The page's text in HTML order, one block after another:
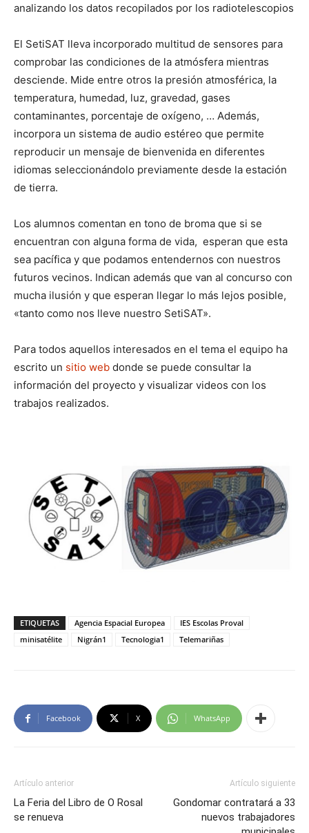
analizando los datos recopilados por los radiotelescopios
El SetiSAT lleva incorporado multitud de sensores para
comprobar las condiciones de la atmósfera mientras
desciende. Mide entre otros la presión atmosférica, la
temperatura, humedad, luz, gravedad, gases
contaminantes, porcentaje de oxígeno, … Además,
incorpora un sistema de audio estéreo que permite
reproducir un mensaje de bienvenida en diferentes
idiomas seleccionándolo previamente desde la estación
de tierra.
Los alumnos comentan en tono de broma que si se
encuentran con alguna forma de vida, esperan que esta
sea pacífica y que podamos entendernos con nuestros
futuros vecinos. Indican además que van al concurso con
mucha ilusión y que esperan llegar lo más lejos posible,
«tanto como nos lleve nuestro SetiSAT».
Para todos aquellos interesados en el tema el equipo ha
escrito un sitio web donde se puede consultar la
información del proyecto y visualizar videos con los
trabajos realizados.
ETIQUETAS Agencia Espacial Europea
IES Escolas Proval
minisatélite
Nigrán1 Tecnologia1 Telemariñas
Facebook X WhatsApp
Artículo anterior
La Feria del Libro de O Rosal
se renueva
Artículo siguiente
Gondomar contratará a 33
nuevos trabajadores